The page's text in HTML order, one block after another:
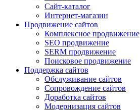
Сайт-каталог
Интернет-магазин
Продвижение сайтов
Комплексное продвижение
SEO продвижение
SERM продвижение
Поисковое продвижение
Поддержка сайтов
Обслуживание сайтов
Сопровождение сайтов
Доработка сайтов
Модернизация сайтов